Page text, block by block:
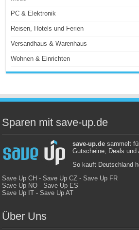
PC & Elektronik
Reisen, Hotels und Ferien
Versandhaus & Warenhaus
Wohnen & Einrichten
Sparen mit save-up.de
save-up.desammelt
Gutscheine, Deals und
So kauft Deutschland
Save Up CH -Save Up CZ -Save Up FR
Save Up NO -Save Up ES
Save Up IT -Save Up AT
Über Uns